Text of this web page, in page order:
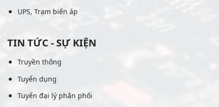
UPS, Trạm biến áp
TIN TỨC - SỰ KIỆN
Truyền thông
Tuyển dụng
Tuyển đại lý phân phối